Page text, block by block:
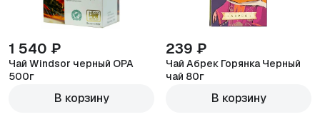
1 540 ₽
Чай Windsor черный ОРА
500г
В корзину
239 ₽
Чай Абрек Горянка Черный
чай 80г
В корзину